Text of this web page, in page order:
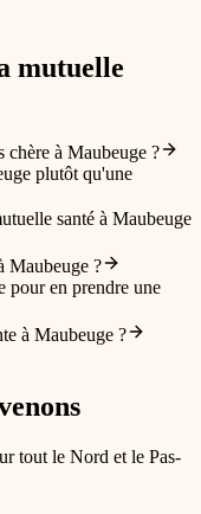
mutuelle
chère à Maubeuge ?
plutôt qu'une
santé à Maubeuge
Maubeuge ?
pour en prendre une
à Maubeuge ?
tout le Nord et le Pas-